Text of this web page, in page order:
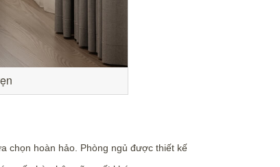
chọn hoàn hảo. Phòng ngủ được thiết kế